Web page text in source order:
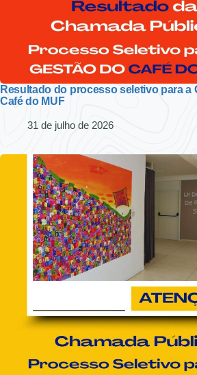
Resultado do processo seletivo para a
Café do MUF
31 de julho de 2026